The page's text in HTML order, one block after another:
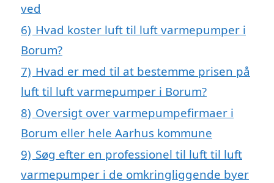
ved
6) Hvad koster luft til luft varmepumper i
Borum?
7) Hvad er med til at bestemme prisen på
luft til luft varmepumper i Borum?
8) Oversigt over varmepumpefirmaer i
Borum eller hele Aarhus kommune
9) Søg efter en professionel til luft til luft
varmepumper i de omkringliggende byer